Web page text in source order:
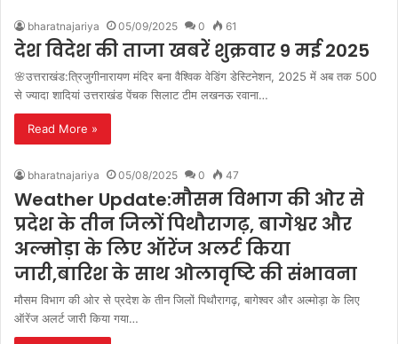
bharatnajariya 05/09/2025 0 61
देश विदेश की ताजा खबरें शुक्रवार 9 मई 2025
🌸उत्तराखंड:त्रिजुगीनारायण मंदिर बना वैश्विक वेडिंग डेस्टिनेशन, 2025 में अब तक 500
से ज्यादा शादियां उत्तराखंड पेंचक सिलाट टीम लखनऊ रवाना…
Read More »
bharatnajariya 05/08/2025 0 47
Weather Update:मौसम विभाग की ओर से
प्रदेश के तीन जिलों पिथौरागढ़, बागेश्वर और
अल्मोड़ा के लिए ऑरेंज अलर्ट किया
जारी,बारिश के साथ ओलावृष्टि की संभावना
मौसम विभाग की ओर से प्रदेश के तीन जिलों पिथौरागढ़, बागेश्वर और अल्मोड़ा के लिए
ऑरेंज अलर्ट जारी किया गया…